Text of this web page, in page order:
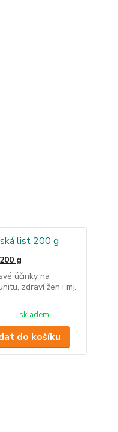
g
účinky na
zdraví žen i mj.
skladem
do košíku